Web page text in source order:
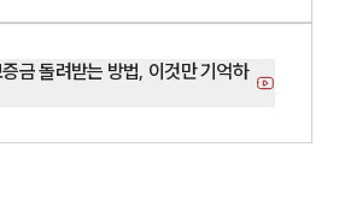
금 돌려받는 방법, 이것만 기억하